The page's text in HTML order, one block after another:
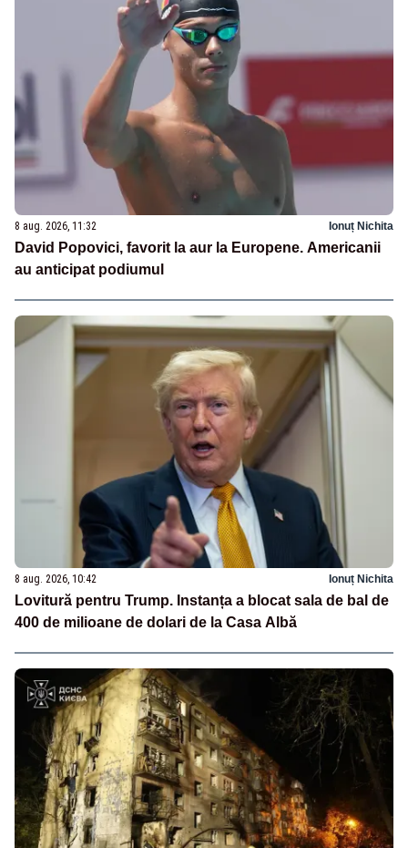
8 aug. 2026, 11:32 Ionuț Nichita
David Popovici, favorit la aur la Europene. Americanii
au anticipat podiumul
8 aug. 2026, 10:42 Ionuț Nichita
Lovitură pentru Trump. Instanța a blocat sala de bal de
400 de milioane de dolari de la Casa Albă